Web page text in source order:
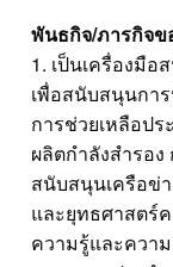
พันธกิจ/ภารกิจข
1. เป็นเครื่องมือ
เพื่อสนับสนุนกา
การช่วยเหลือป
ผลิตกำลังสำรอง
สนับสนุนเครือข่
และยุทธศาสตร์
ความรู้และความ